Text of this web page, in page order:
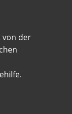
von der